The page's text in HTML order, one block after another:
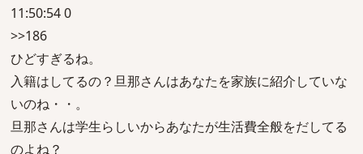
11:50:54 0
>>186
ひどすぎるね。
入籍はしてるの？旦那さんはあなたを家族に紹介していな
いのね・・。
旦那さんは学生らしいからあなたが生活費全般をだしてる
のよね？